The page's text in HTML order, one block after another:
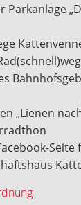
Parkanlage
„Lienen
Seite